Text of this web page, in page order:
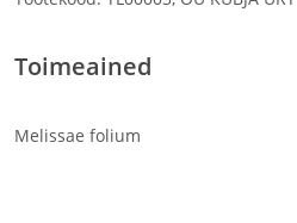
Toimeained
Melissae folium